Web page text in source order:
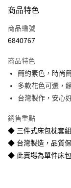
信用卡一次付款
LINE Pay
街口支付
悠遊付
全盈+PAY
AFTEE先享後付
相關說明
商品特色
商品編號
6840767
商品特色
簡約素色，時尚
多款花色可選，
台灣製作，安心
銷售重點
◆ 三件式床包枕套組
◆ 台灣製造，品質
◆ 此賣場為單件床